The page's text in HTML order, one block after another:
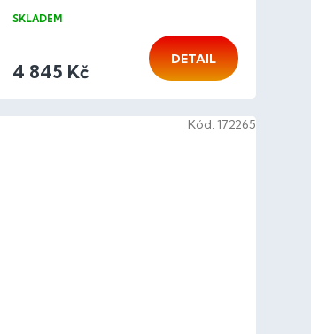
SKLADEM
4 845 Kč
DETAIL
Kód: 172265